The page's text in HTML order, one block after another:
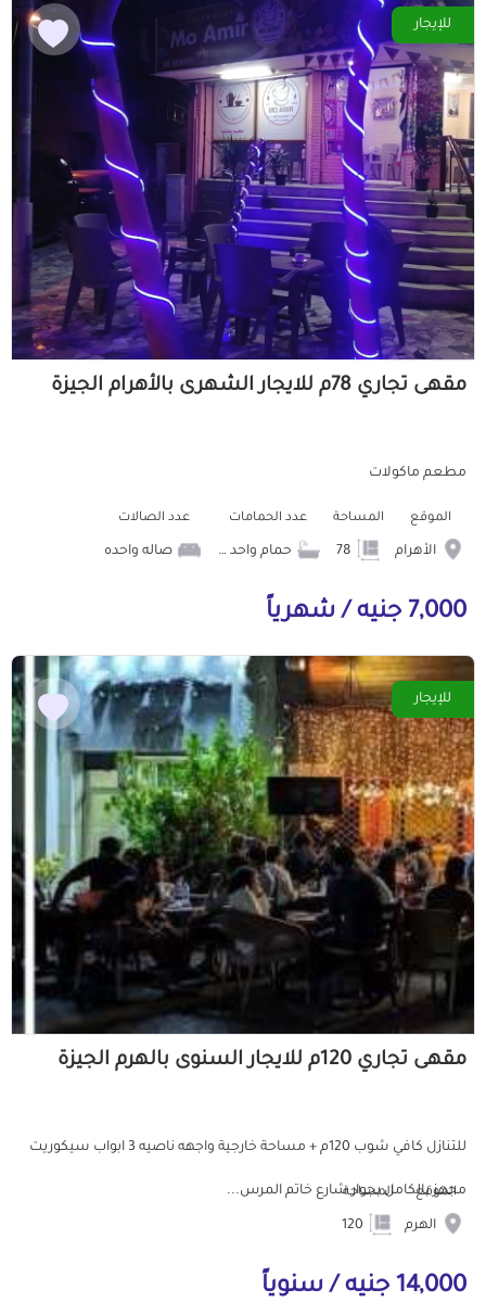
للإيجار
مقهى تجاري 78م للايجار الشهرى بالأهرام الجيزة
مطعم ماكولات
الموقع
الأهرام
المساحة عدد الحمامات
حمام واحد في المطعم
عدد الصالات
صاله واحده
7,000 جنيه / شهرياً
للإيجار
مقهى تجاري 120م للايجار السنوى بالهرم الجيزة
للتنازل كافي شوب 120م + مساحة خارجية واجهه ناصيه 3 ابواب سيكوريت
مجهز بالكامل بجوار شارع خاتم المرس...
الموقع
الهرم
المساحة
14,000 جنيه / سنوياً